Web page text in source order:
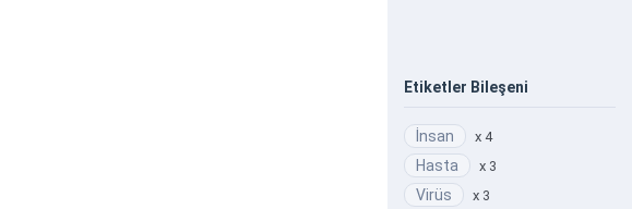
Etiketler Bileşeni
İnsan x 4
Hasta x 3
Virüs x 3